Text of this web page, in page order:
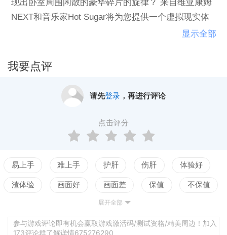
现出卧室周围闲散的豪华碎片的旋律？ 来自维亚康姆
NEXT和音乐家Hot Sugar将为您提供一个虚拟现实体
验，您可以在世界各地之间移动，在饥饿的龙卷风中
现超过80个独特的旋律，从不同的对象组合制作而
显示全部
我要点评
请先登录，再进行评论
点击评分
易上手 难上手 护肝 伤肝 体验好
渣体验 画面好 画面差 保值 不保值
测试
展开全部
参与游戏评论即有机会赢取游戏激活码/测试资格/精美周边！加入
173评论群了解详情675276290